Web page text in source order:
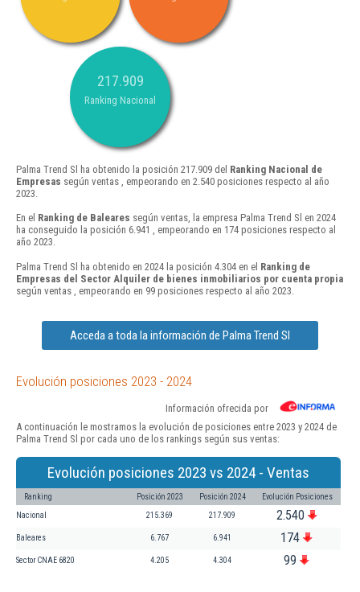
217.909
Ranking Nacional
Palma Trend Sl ha obtenido la posición 217.909 del Ranking Nacional de
Empresas según ventas , empeorando en 2.540 posiciones respecto al año
2023.
En el Ranking de Baleares según ventas, la empresa Palma Trend Sl en 2024
ha conseguido la posición 6.941 , empeorando en 174 posiciones respecto al
año 2023.
Palma Trend Sl ha obtenido en 2024 la posición 4.304 en el Ranking de
Empresas del Sector Alquiler de bienes inmobiliarios por cuenta propia
según ventas , empeorando en 99 posiciones respecto al año 2023.
Acceda a toda la información de Palma Trend Sl
Evolución posiciones 2023 - 2024
Información ofrecida por
A continuación le mostramos la evolución de posiciones entre 2023 y 2024 de
Palma Trend Sl por cada uno de los rankings según sus ventas:
Evolución posiciones 2023 vs 2024 - Ventas
Ranking Posición 2023 Posición 2024 Evolución Posiciones
Nacional 215.369 217.909 2.540
Baleares 6.767 6.941 174
Sector CNAE 6820 4.205 4.304 99